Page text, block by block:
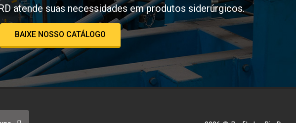
atende suas necessidades em produtos siderúrgicos.
BAIXE NOSSO CATÁLOGO